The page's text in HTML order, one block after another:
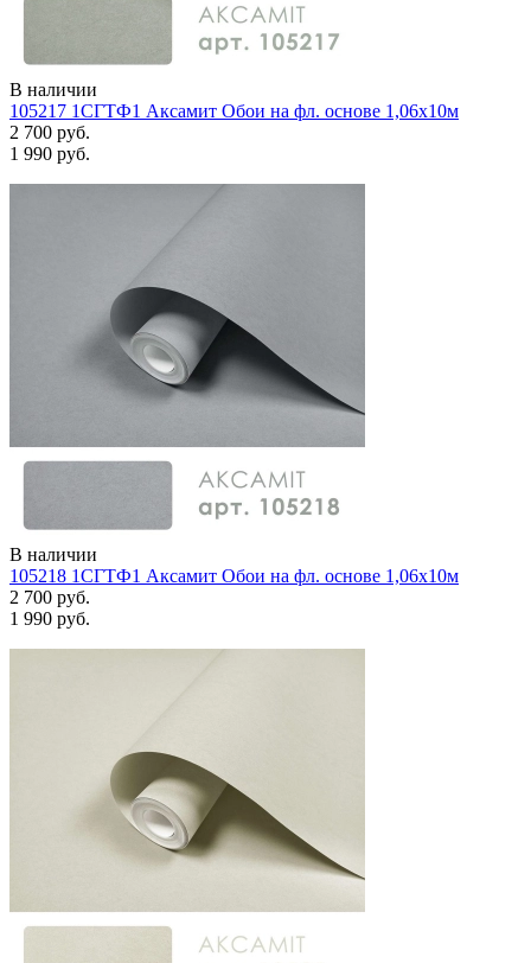
В наличии
105217 1СГТФ1 Аксамит Обои на фл. основе 1,06х10м
2 700 руб.
1 990 руб.
В наличии
105218 1СГТФ1 Аксамит Обои на фл. основе 1,06х10м
2 700 руб.
1 990 руб.